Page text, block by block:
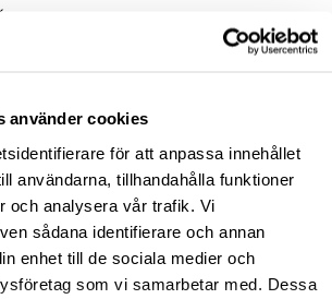
använder cookies
för att anpassa innehållet
användarna, tillhandahålla funktioner
och analysera vår trafik. Vi
sådana identifierare och annan
enhet till de sociala medier och
som vi samarbetar med. Dessa
i Sverige